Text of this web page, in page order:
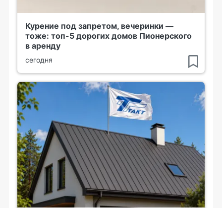
Курение под запретом, вечеринки —
тоже: топ-5 дорогих домов Пионерского
в аренду
сегодня